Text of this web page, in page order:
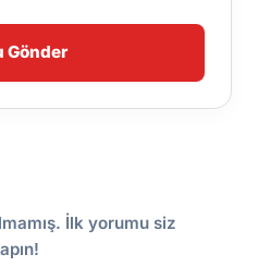
Gönder
İlk yorumu siz